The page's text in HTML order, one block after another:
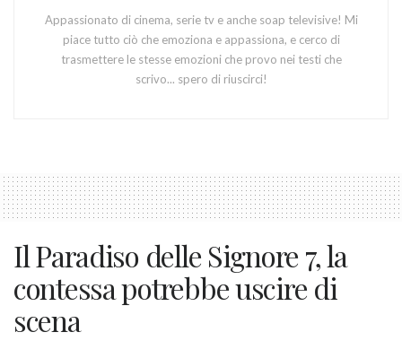
Appassionato di cinema, serie tv e anche soap televisive! Mi
piace tutto ciò che emoziona e appassiona, e cerco di
trasmettere le stesse emozioni che provo nei testi che
scrivo... spero di riuscirci!
Il Paradiso delle Signore 7, la
contessa potrebbe uscire di
scena